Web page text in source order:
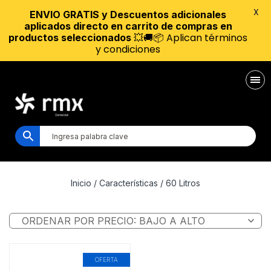
Inicio / Características / 60 Litros
OFERTA
ENVIO GRATIS y Descuentos adicionales
aplicados directo en carrito de compras en
productos seleccionados 💥🚚📦 Aplican términos
y condiciones
X